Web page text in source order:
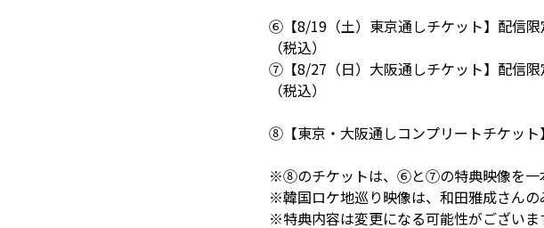
⑥【8/19（土）東京通しチケット】配信
（税込）
⑦【8/27（日）大阪通しチケット】配信
（税込）
⑧【東京・大阪通しコンプリートチケッ
※⑧のチケットは、⑥と⑦の特典映像を一
※韓国ロケ地巡り映像は、和田雅成さんの
※特典内容は変更になる可能性がございま